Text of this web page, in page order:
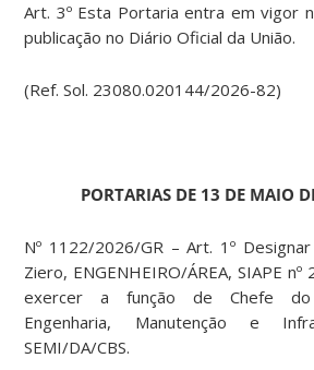
Art. 3º Esta Portaria entra em vigor
publicação no Diário Oficial da União.
(Ref. Sol. 23080.020144/2026-82)
PORTARIAS DE 13 DE MAIO
Nº 1122/2026/GR – Art. 1º
Ziero, ENGENHEIRO/ÁREA, SIAPE
exercer a função de Chefe
Engenharia, Manutenção e
SEMI/DA/CBS.